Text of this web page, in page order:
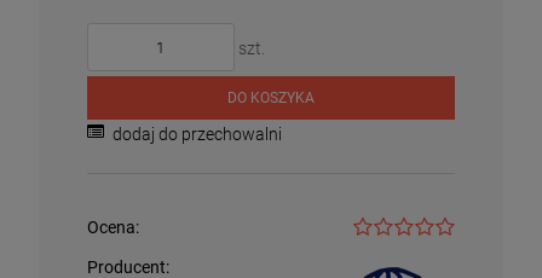
szt.
DO KOSZYKA
dodaj do przechowalni
Ocena:
Producent: